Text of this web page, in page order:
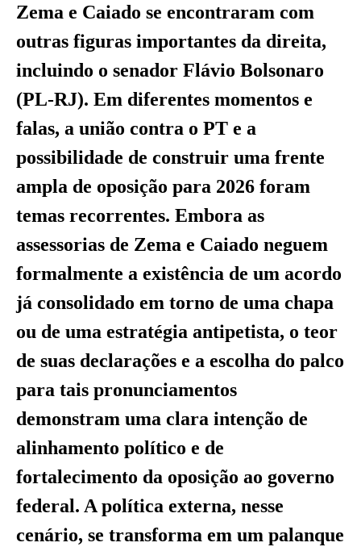
Zema e Caiado se encontraram com
outras figuras importantes da direita,
incluindo o senador Flávio Bolsonaro
(PL-RJ). Em diferentes momentos e
falas, a união contra o PT e a
possibilidade de construir uma frente
ampla de oposição para 2026 foram
temas recorrentes. Embora as
assessorias de Zema e Caiado neguem
formalmente a existência de um acordo
já consolidado em torno de uma chapa
ou de uma estratégia antipetista, o teor
de suas declarações e a escolha do palco
para tais pronunciamentos
demonstram uma clara intenção de
alinhamento político e de
fortalecimento da oposição ao governo
federal. A política externa, nesse
cenário, se transforma em um palanque